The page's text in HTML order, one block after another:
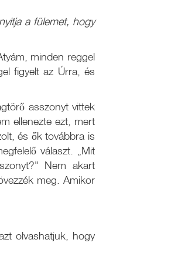
a fülemet, hogy
minden reggel
figyelt az Úrra, és
asszonyt vittek
ellenezte ezt, mert
és ők továbbra is
választ. „Mit
Nem akart
meg. Amikor
olvashatjuk, hogy